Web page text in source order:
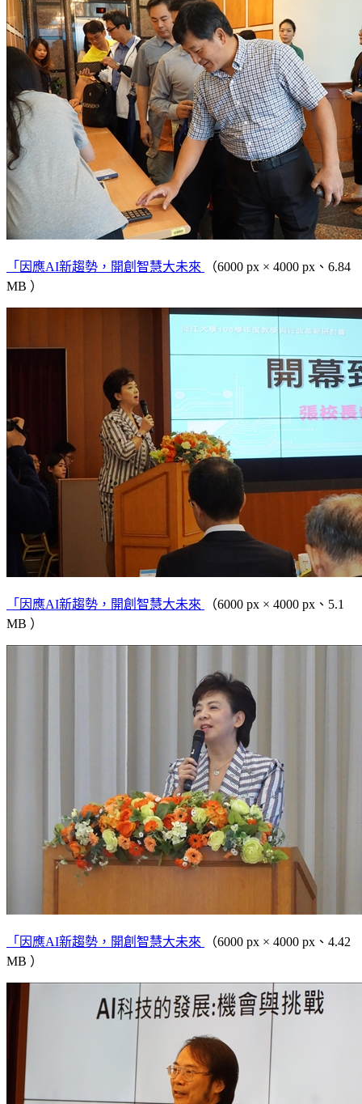
「因應AI新趨勢，開創智慧大未來
（6000 px × 4000 px、6.84
MB ）
「因應AI新趨勢，開創智慧大未來
（6000 px × 4000 px、5.1
MB ）
「因應AI新趨勢，開創智慧大未來
（6000 px × 4000 px、4.42
MB ）